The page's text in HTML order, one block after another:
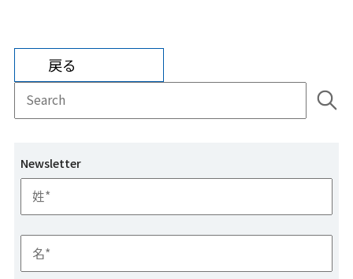
戻る
Newsletter